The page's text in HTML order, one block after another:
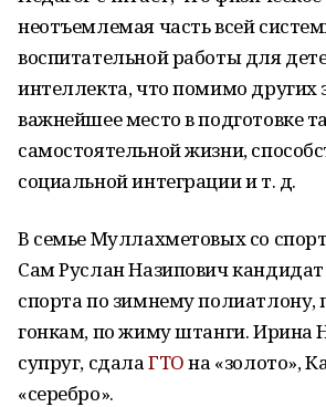
неотъемлемая часть всей
воспитательной работы для
интеллекта, что помимо других
важнейшее место в подготовке
самостоятельной жизни,
социальной интеграции и т. д.
В семье Муллахметовых со
Сам Руслан Назипович кандидат
спорта по зимнему
гонкам, по жиму штанги. Ирина
супруг, сдалаГТОна «золото»,
«серебро».